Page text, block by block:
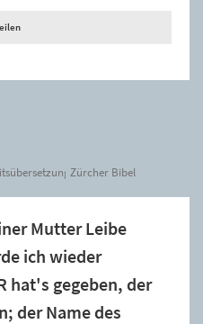
Zürcher Bibel
Mutter Leibe
ich wieder
hat's gegeben, der
der Name des